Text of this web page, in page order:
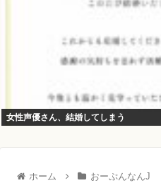
女性声優さん、結婚してしまう
ホーム おーぷんなんJ